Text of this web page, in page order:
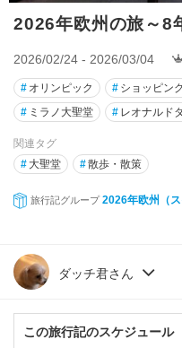
2026年欧州の旅～8
2026/02/24 - 2026/03/04
# オリンピック # ショッピン
# ミラノ大聖堂 # レオナルド
関連タグ
# 大聖堂 #散歩・散策
旅行記グループ 2026年欧州（ス
ダッチ君さん
この旅行記のスケジュール